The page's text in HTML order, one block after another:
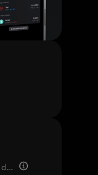
Classificação de mercado